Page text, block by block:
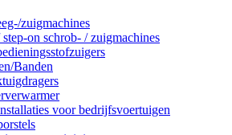
zuigmachines
on schrob- / zuigmachines
Banden
voor bedrijfsvoertuigen